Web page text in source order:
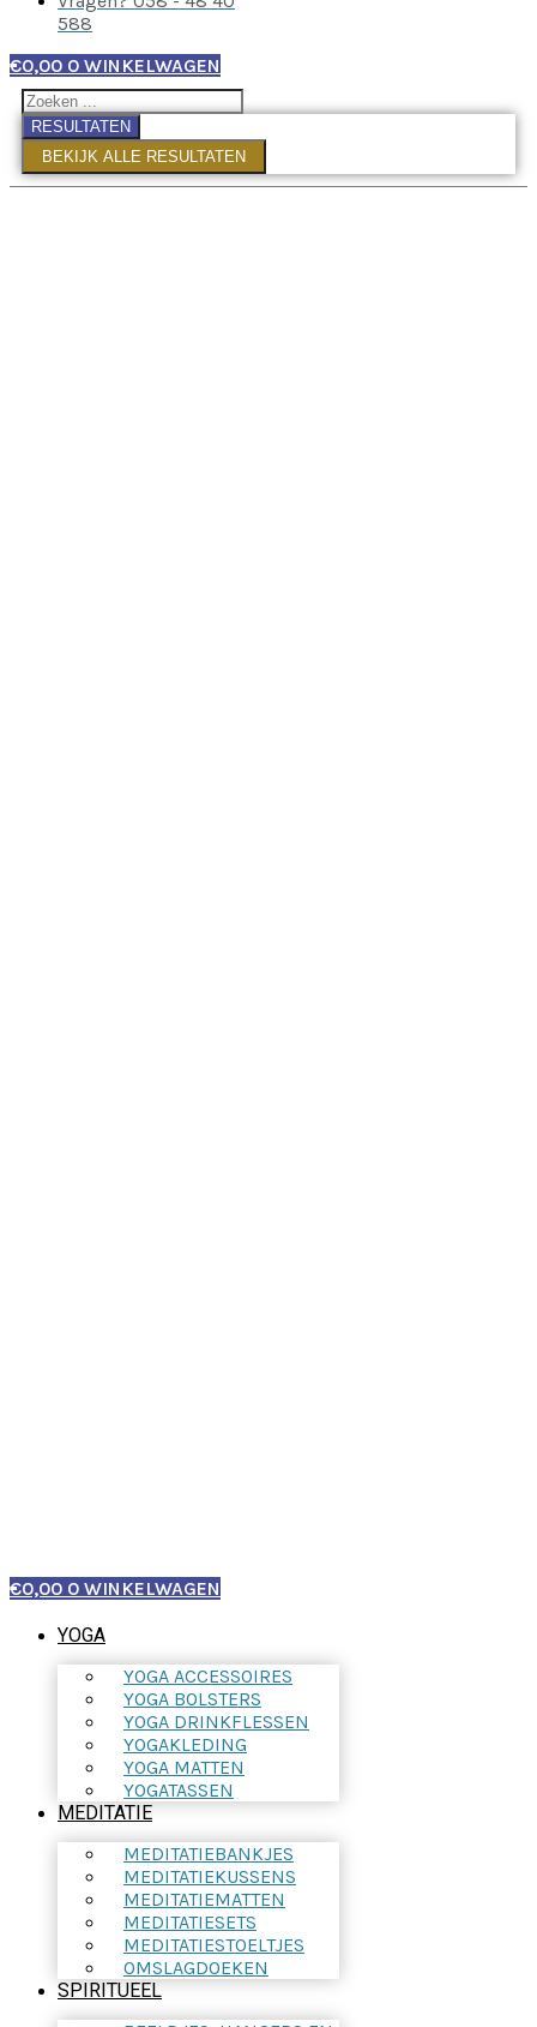
588
€0,00 0 WINKELWAGEN
RESULTATEN
BEKIJK ALLE RESULTATEN
€0,00 0 WINKELWAGEN
YOGA
YOGA ACCESSOIRES
YOGA BOLSTERS
YOGA DRINKFLESSEN
YOGAKLEDING
YOGA MATTEN
YOGATASSEN
MEDITATIE
MEDITATIEBANKJES
MEDITATIEKUSSENS
MEDITATIEMATTEN
MEDITATIESETS
MEDITATIESTOELTJES
OMSLAGDOEKEN
SPIRITUEEL